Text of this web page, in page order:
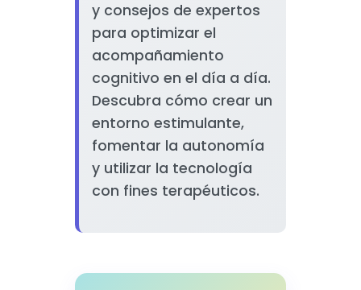
y consejos de expertos
para optimizar el
acompañamiento
cognitivo en el día a día.
Descubra cómo crear un
entorno estimulante,
fomentar la autonomía
y utilizar la tecnología
con fines terapéuticos.